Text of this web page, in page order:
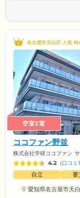
名古屋市天白区 人気
空室2室
ココファン野並
株式会社学研ココファン
4.2 (口コミ
自立 要
愛知県名古屋市天